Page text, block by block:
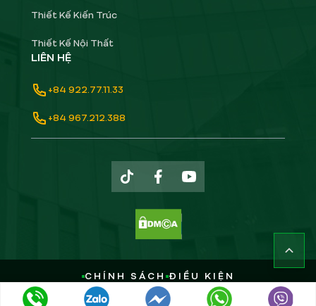
Thiết Kế Kiến Trúc
Thiết Kế Nội Thất
LIÊN HỆ
+84 922.77.11.33
+84 967.212.388
CHÍNH SÁCH ĐIỀU KIỆN
Copyright ©2026 GREENHN